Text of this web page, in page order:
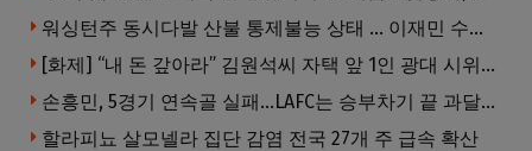
워싱턴주 동시다발 산불 통제불능 상태 … 이재민 수십만명
[화제] “내 돈 갚아라” 김원석씨 자택 앞 1인 광대 시위 … 한인 투자사, “108만 달러 못받아”
손흥민, 5경기 연속골 실패…LAFC는 승부차기 끝 과달라하라 격파
할라피뇨 살모넬라 집단 감염 전국 27개 주 급속 확산